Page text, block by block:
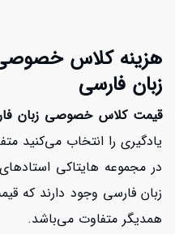
هزینه کلاس
زبان فارسی
قیمت کلاس خصوصی زبان
یادگیری را انتخاب می‌کنید
در مجموعه هایتاکی
زبان فارسی وجود دارند که
همدیگر متفاوت می‌باشد.